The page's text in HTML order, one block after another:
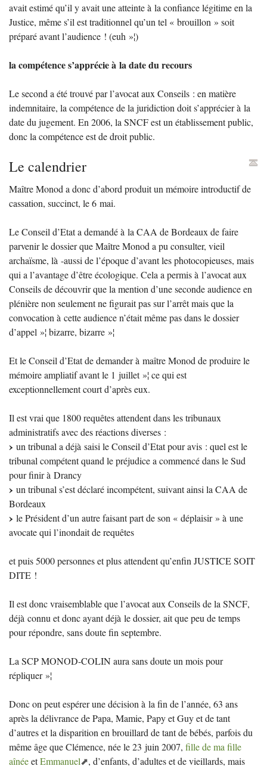
avait estimé qu’il y avait une atteinte à la confiance légitime en la
Justice, même s’il est traditionnel qu’un tel « brouillon » soit
préparé avant l’audience ! (euh »¦)
la compétence s’apprécie à la date du recours
Le second a été trouvé par l’avocat aux Conseils : en matière
indemnitaire, la compétence de la juridiction doit s’apprécier à la
date du jugement. En 2006, la SNCFest un établissement public,
donc la compétence est de droit public.
Le calendrier
Maître Monod a donc d’abord produit un mémoire introductif de
cassation, succinct, le 6 mai.
Le Conseil d’Etat a demandé à la CAA de Bordeaux de faire
parvenir le dossier que Maître Monod a pu consulter, vieil
archaïsme, là -aussi de l’époque d’avant les photocopieuses, mais
qui a l’avantage d’être écologique. Cela a permis à l’avocat aux
Conseils de découvrir que la mention d’une seconde audience en
plénière non seulement ne figurait pas sur l’arrêt mais que la
convocation à cette audience n’était même pas dans le dossier
d’appel »¦ bizarre, bizarre »¦
Et le Conseil d’Etat de demander à maître Monod de produire le
mémoire ampliatif avant le 1 juillet »¦ ce qui est
exceptionnellement court d’après eux.
Il est vrai que 1800 requêtes attendent dans les tribunaux
administratifs avec des réactions diverses :
un tribunal a déjà saisi le Conseil d’Etat pour avis : quel est le
tribunal compétent quand le préjudice a commencé dans le Sud
pour finir à Drancy
un tribunal s’est déclaré incompétent, suivant ainsi la CAA de
Bordeaux
le Président d’un autre faisant part de son « déplaisir » à une
avocate qui l’inondait de requêtes
et puis 5000 personnes et plus attendent qu’enfin JUSTICESOIT
DITE !
Il est donc vraisemblable que l’avocat aux Conseils de la SNCF,
déjà connu et donc ayant déjà le dossier, ait que peu de temps
pour répondre, sans doute fin septembre.
La SCPMONOD-COLINaura sans doute un mois pour
répliquer »¦
Donc on peut espérer une décision à la fin de l’année, 63 ans
après la délivrance de Papa, Mamie, Papy et Guy et de tant
d’autres et la disparition en brouillard de tant de bébés, parfois du
même âge que Clémence, née le 23 juin 2007, fille de ma fille
aînéeetEmmanuel , d’enfants, d’adultes et de vieillards, mais